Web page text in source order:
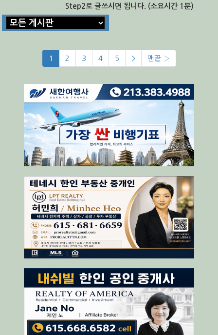
Step2로 글쓰시면 됩니다. (소요시간 1분)
1 2 3 4 5 > 맨끝 ›